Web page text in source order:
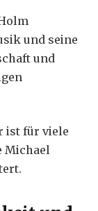
und seine
und
ist für viele
Michael